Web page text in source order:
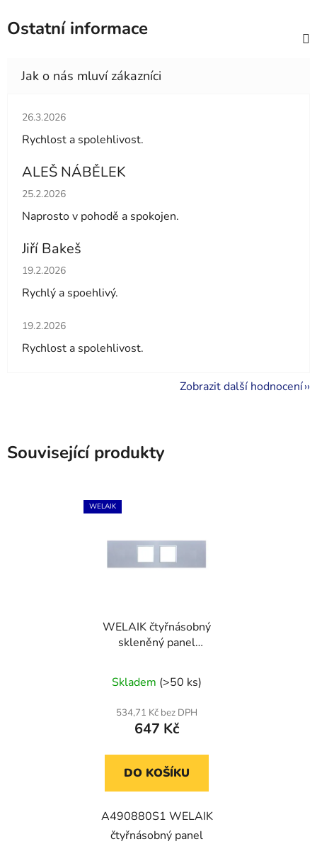
Ostatní informace
Hodnocení obchodu je 5 z 5 hvězdiček.
26.3.2026
Rychlost a spolehlivost.
ALEŠ NÁBĚLEK
Hodnocení obchodu je 5 z 5 hvězdiček.
25.2.2026
Naprosto v pohodě a spokojen.
Jiří Bakeš
Hodnocení obchodu je 5 z 5 hvězdiček.
19.2.2026
Rychlý a spoehlivý.
Hodnocení obchodu je 5 z 5 hvězdiček.
19.2.2026
Rychlost a spolehlivost.
Zobrazit další hodnocení
Související produkty
WELAIK
WELAIK čtyřnásobný
skleněný panel
Skladem (>50 ks)
534,71 Kč bez DPH
647 Kč
DO KOŠÍKU
A490880S1 WELAIK
čtyřnásobný panel